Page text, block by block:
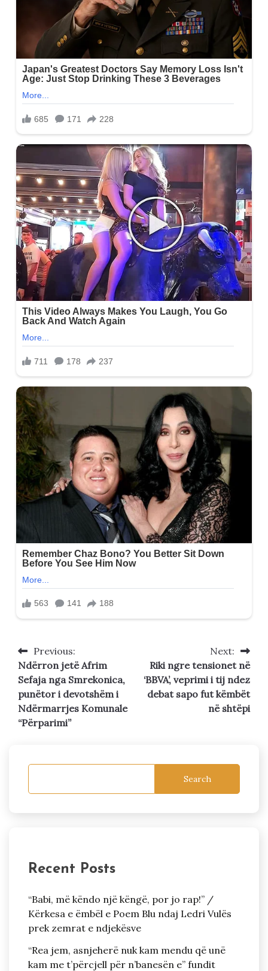
Post
navigation
Previous:
Ndërron jetë Afrim
Sefaja nga Smrekonica,
punëtor i devotshëm i
Ndërmarrjes Komunale
“Përparimi”
Next:
Riki ngre tensionet në
‘BBVA’, veprimi i tij ndez
debat sapo fut këmbët
në shtëpi
Search
Recent Posts
“Babi, më këndo një këngë, por jo rap!” /
Kërkesa e ëmbël e Poem Blu ndaj Ledri Vulës
prek zemrat e ndjekësve
“Rea jem, asnjeherë nuk kam mendu që unë
kam me t’përcjell për n’banesën e” fundit